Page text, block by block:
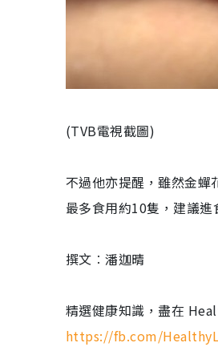
(TVB電視截圖)
不過他亦提醒，雖然金
最多食用約10隻，建議進
撰文︰潘迦晴
精選健康知識，盡在
https://fb.com/